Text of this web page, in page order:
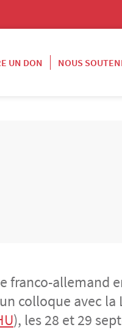
UN DON NOUS
franco-allemand
colloque avec la
), les 28 et 29